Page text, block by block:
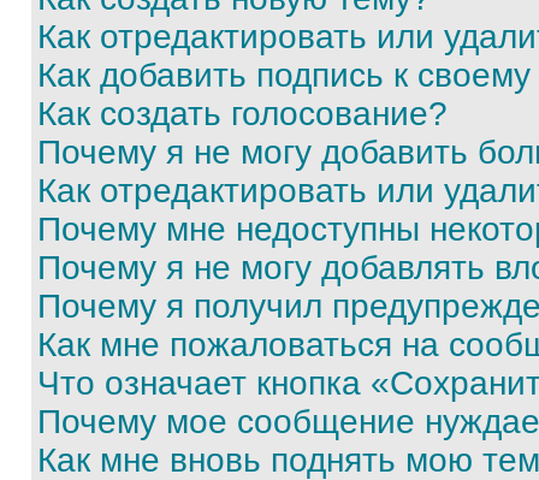
Как отредактировать или
Как добавить подпись к
Как создать голосование?
Почему я не могу добавить
Как отредактировать или
Почему мне недоступны
Почему я не могу добавлять
Почему я получил
Как мне пожаловаться на
Что означает кнопка
Почему мое сообщение
Как мне вновь поднять мою